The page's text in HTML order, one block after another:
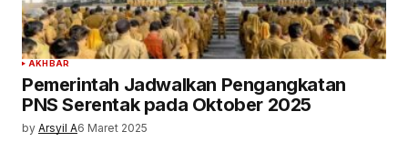
AKHBAR
Pemerintah Jadwalkan Pengangkatan
PNS Serentak pada Oktober 2025
by Arsyil A6 Maret 2025